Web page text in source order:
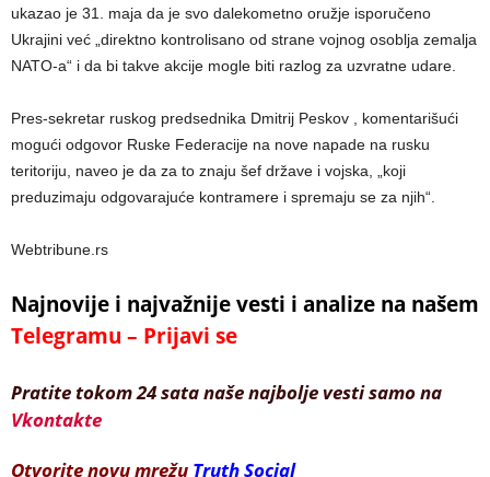
ukazao je 31. maja da je svo dalekometno oružje isporučeno
Ukrajini već „direktno kontrolisano od strane vojnog osoblja zemalja
NATO-a“ i da bi takve akcije mogle biti razlog za uzvratne udare.
Pres-sekretar ruskog predsednika Dmitrij Peskov , komentarišući
mogući odgovor Ruske Federacije na nove napade na rusku
teritoriju, naveo je da za to znaju šef države i vojska, „koji
preduzimaju odgovarajuće kontramere i spremaju se za njih“.
Webtribune.rs
Najnovije i najvažnije vesti i analize na našem
Telegramu – Prijavi se
Pratite tokom 24 sata naše najbolje vesti samo na
Vkontakte
Otvorite novu mrežu Truth Social